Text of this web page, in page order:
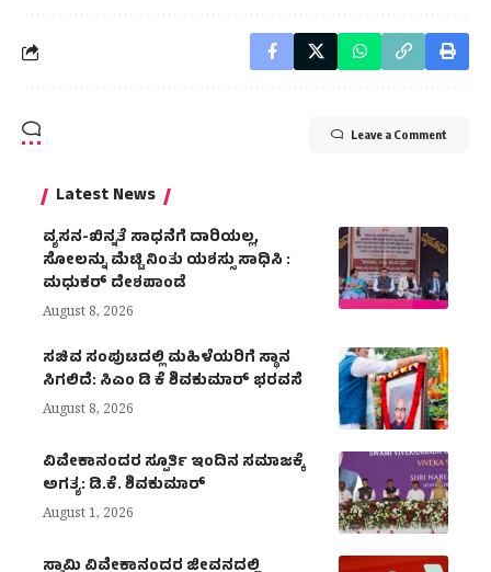
Leave a Comment
Latest News
ವ್ಯಸನ-ಖಿನ್ನತೆ ಸಾಧನೆಗೆ ದಾರಿಯಲ್ಲ,
ಸೋಲನ್ನು ಮೆಟ್ಟಿ ನಿಂತು ಯಶಸ್ಸು ಸಾಧಿಸಿ :
ಮಧುಕರ್ ದೇಶಪಾಂಡೆ
August 8, 2026
ಸಚಿವ ಸಂಪುಟದಲ್ಲಿ ಮಹಿಳೆಯರಿಗೆ ಸ್ಥಾನ
ಸಿಗಲಿದೆ: ಸಿಎಂ ಡಿ ಕೆ ಶಿವಕುಮಾರ್ ಭರವಸೆ
August 8, 2026
ವಿವೇಕಾನಂದರ ಸ್ಪೂರ್ತಿ ಇಂದಿನ ಸಮಾಜಕ್ಕೆ
ಅಗತ್ಯ: ಡಿ.ಕೆ. ಶಿವಕುಮಾರ್
August 1, 2026